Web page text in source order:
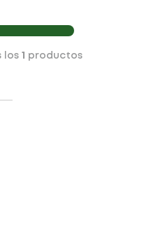
los productos